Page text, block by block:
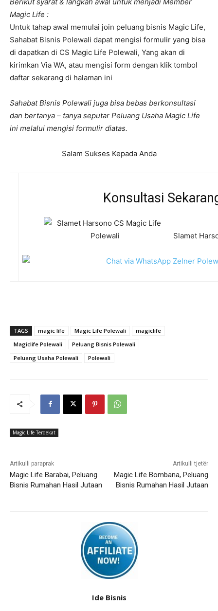
Magic Life :
Untuk tahap awal memulai join peluang bisnis Magic Life,
Sahabat Bisnis Polewali dapat mengisi formulir yang bisa
di dapatkan di CS Magic Life Polewali, Yang akan di
kirimkan Via WA, atau mengisi form dengan klik tombol
daftar sekarang di halaman ini
Sahabat Bisnis Polewali juga bisa bebas berkonsultasi
dan bertanya – tanya seputar Peluang Usaha Magic Life
ini melalui mengisi formulir diatas.
Salam Sukses Kepada Anda
Konsultasi
Slamet
TAGS magic life Magic Life Polewali
magiclife
Magiclife Polewali
Peluang Bisnis Polewali
Peluang Usaha Polewali
Polewali
Magic Life Terdekat
Artikulli paraprak
Magic Life Barabai, Peluang
Bisnis Rumahan Hasil Jutaan
Artikulli tjetër
Magic Life Bombana, Peluang
Bisnis Rumahan Hasil Jutaan
Ide Bisnis